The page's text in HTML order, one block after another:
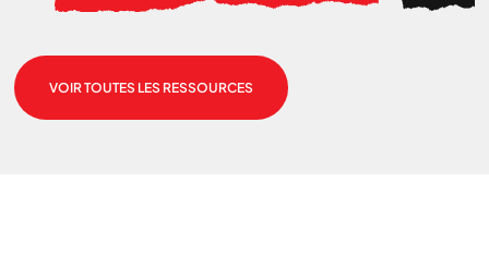
VOIR TOUTES LES RESSOURCES